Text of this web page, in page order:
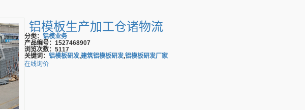
铝模板生产加工仓诸物流
分类： 铝模业务
产品编号：1527468907
浏览次数：5117
关键词： 铝模板研发,建筑铝模板研发,铝模板研发厂家
在线询价